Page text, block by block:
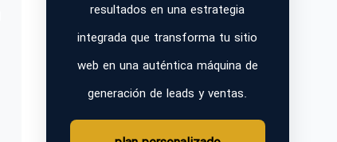
resultados en una estrategia
integrada que transforma tu sitio
web en una auténtica máquina de
generación de leads y ventas.